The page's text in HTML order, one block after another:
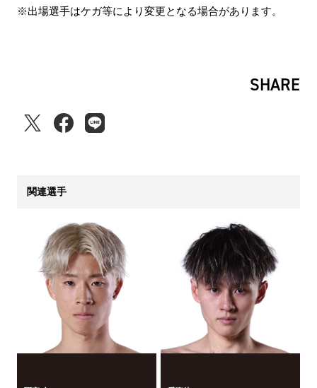
※出場選手はケガ等により変更となる場合があります。
SHARE
関連選手